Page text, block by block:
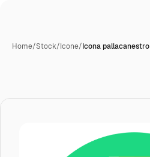
Home/Stock/Icone/Icona pallacanestro